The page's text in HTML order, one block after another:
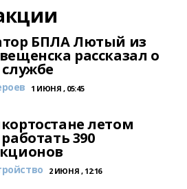
БПЛА Лютый из
рассказал о
1 ИЮНЯ , 05:45
летом
390
2 ИЮНЯ , 12:16